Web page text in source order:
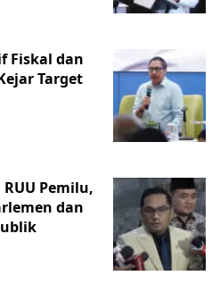
Fiskal dan
Target
Pemilu,
dan